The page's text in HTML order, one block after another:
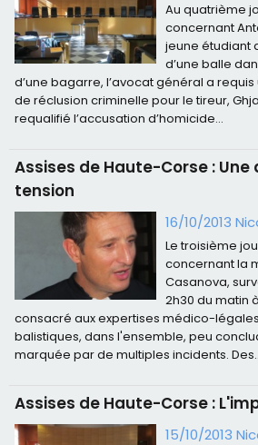
Au quatrième
concernant
jeune étudiant
d’une balle
d’une bagarre, l’avocat général a
de réclusion criminelle pour le tireur,
requalifié l’accusation d’homicide...
Assises de Haute-Corse : Une
tension
16/10/2013
Le troisième
concernant la
Casanova,
2h30 du matin
consacré aux expertises médico-
balistiques, dans l'ensemble, peu
marquée par de multiples incidents.
Assises de Haute-Corse :
15/10/2013